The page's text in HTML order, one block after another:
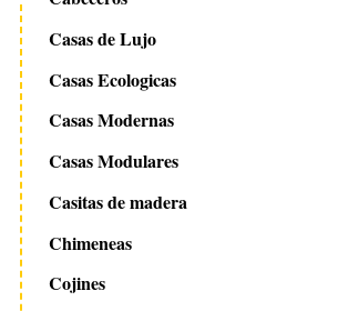
Casas de Lujo
Casas Ecologicas
Casas Modernas
Casas Modulares
Casitas de madera
Chimeneas
Cojines